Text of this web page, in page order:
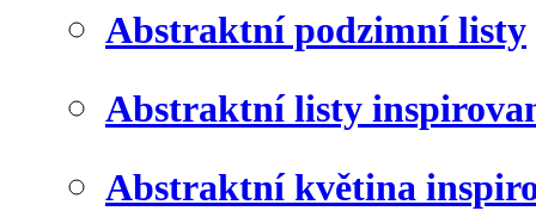
Abstraktní podzimní listy
Abstraktní listy
Abstraktní květina